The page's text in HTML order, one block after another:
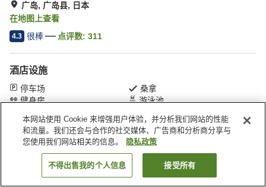
广岛, 广岛县, 日本
在地图上查看
4.3 很棒 点评数: 311
酒店设施
停车场
桑拿
健身房
游泳池
首页 日本 广岛县 广岛 广岛希尔顿酒店
搜索客房
本网站使用 Cookie 来增强用户体验，并分析我们网站的性能
和流量。我们还会与合作的社交媒体、广告商和分析商分享与
您使用我们网站相关的信息。
隐私政策
不得出售我的个人信息 接受所有